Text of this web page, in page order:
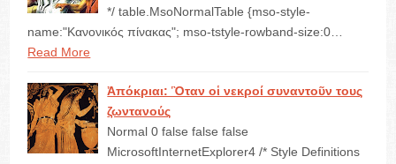
*/ table.MsoNormalTable {mso-style-
name:"Κανονικός πίνακας"; mso-tstyle-rowband-size:0…
Read More
Ἀπόκριαι: Ὃταν οἱ νεκροί συναντοῦν τους
ζωντανούς
Normal 0 false false false
MicrosoftInternetExplorer4 /* Style Definitions